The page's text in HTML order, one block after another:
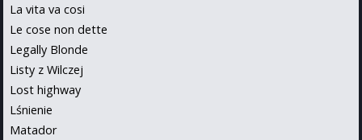
La vita va cosi
Le cose non dette
Legally Blonde
Listy z Wilczej
Lost highway
Lśnienie
Matador